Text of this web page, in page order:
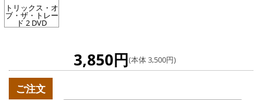
トリックス・オ
ブ・ザ・トレー
ド 2 DVD
3,850円(本体 3,500円)
ご注文